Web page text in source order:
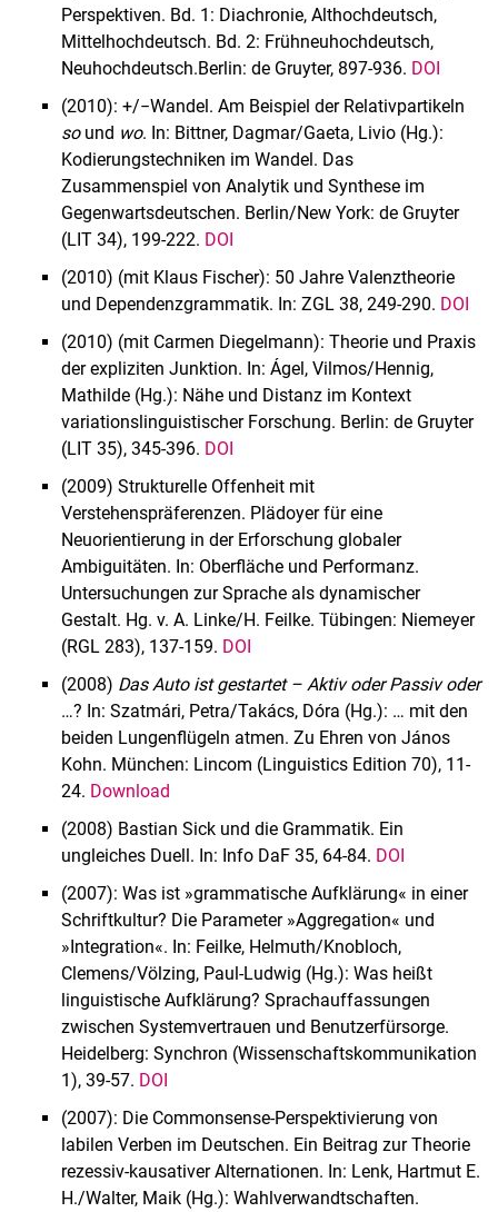
Perspektiven. Bd. 1: Diachronie, Althochdeutsch,
Mittelhochdeutsch. Bd. 2: Frühneuhochdeutsch,
Neuhochdeutsch.Berlin: de Gruyter, 897-936. DOI
(2010): +/−Wandel. Am Beispiel der Relativpartikeln
so und wo. In: Bittner, Dagmar/Gaeta, Livio (Hg.):
Kodierungstechniken im Wandel. Das
Zusammenspiel von Analytik und Synthese im
Gegenwartsdeutschen. Berlin/New York: de Gruyter
(LIT 34), 199-222. DOI
(2010) (mit Klaus Fischer): 50 Jahre Valenztheorie
und Dependenzgrammatik. In: ZGL 38, 249-290. DOI
(2010) (mit Carmen Diegelmann): Theorie und Praxis
der expliziten Junktion. In: Ágel, Vilmos/Hennig,
Mathilde (Hg.): Nähe und Distanz im Kontext
variationslinguistischer Forschung. Berlin: de Gruyter
(LIT 35), 345-396. DOI
(2009) Strukturelle Offenheit mit
Verstehenspräferenzen. Plädoyer für eine
Neuorientierung in der Erforschung globaler
Ambiguitäten. In: Oberfläche und Performanz.
Untersuchungen zur Sprache als dynamischer
Gestalt. Hg. v. A. Linke/H. Feilke. Tübingen: Niemeyer
(RGL 283), 137-159. DOI
(2008) Das Auto ist gestartet – Aktiv oder Passiv oder
…? In: Szatmári, Petra/Takács, Dóra (Hg.): … mit den
beiden Lungenflügeln atmen. Zu Ehren von János
Kohn. München: Lincom (Linguistics Edition 70), 11-
24. Download
(2008) Bastian Sick und die Grammatik. Ein
ungleiches Duell. In: Info DaF 35, 64-84. DOI
(2007): Was ist »grammatische Aufklärung« in einer
Schriftkultur? Die Parameter »Aggregation« und
»Integration«. In: Feilke, Helmuth/Knobloch,
Clemens/Völzing, Paul-Ludwig (Hg.): Was heißt
linguistische Aufklärung? Sprachauffassungen
zwischen Systemvertrauen und Benutzerfürsorge.
Heidelberg: Synchron (Wissenschaftskommunikation
1), 39-57. DOI
(2007): Die Commonsense-Perspektivierung von
labilen Verben im Deutschen. Ein Beitrag zur Theorie
rezessiv-kausativer Alternationen. In: Lenk, Hartmut E.
H./Walter, Maik (Hg.): Wahlverwandtschaften.